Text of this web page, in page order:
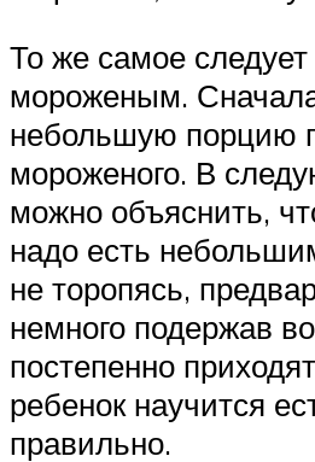
То же самое
мороженым.
небольшую порцию
мороженого. В
можно объяснить,
надо есть
не торопясь,
немного подержав
постепенно
ребенок научится
правильно.